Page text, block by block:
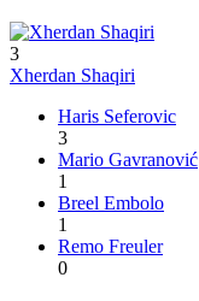
3
Xherdan Shaqiri
Haris Seferovic
3
Mario Gavranović
1
Breel Embolo
1
Remo Freuler
0